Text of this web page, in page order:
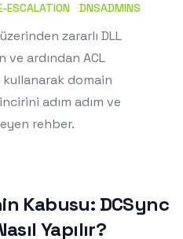
ESCALATION DNSADMINS
zararlı DLL
ve ardından ACL
domain
adım adım ve
rehber.
Kabusu: DCSync
Yapılır?